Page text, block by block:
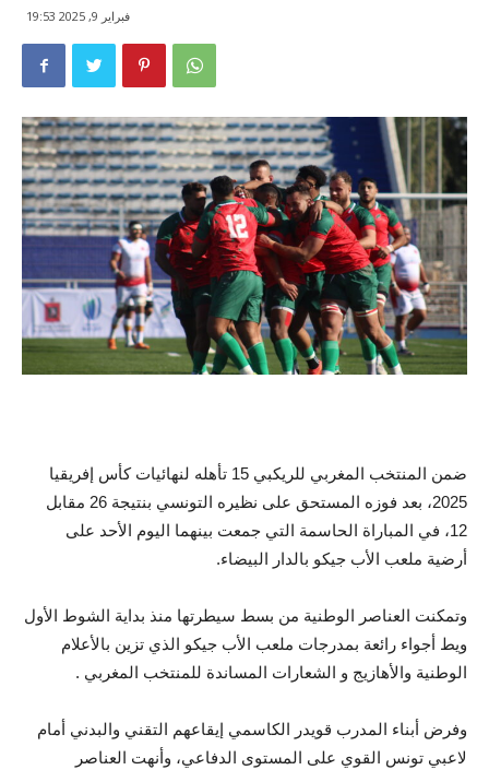
فبراير 9, 2025 19:53
ضمن المنتخب المغربي للريكبي 15 تأهله لنهائيات كأس إفريقيا
2025، بعد فوزه المستحق على نظيره التونسي بنتيجة 26 مقابل
12، في المباراة الحاسمة التي جمعت بينهما اليوم الأحد على
أرضية ملعب الأب جيكو بالدار البيضاء.
وتمكنت العناصر الوطنية من بسط سيطرتها منذ بداية الشوط الأول
ويط أجواء رائعة بمدرجات ملعب الأب جيكو الذي تزين بالأعلام
الوطنية والأهازيج و الشعارات المساندة للمنتخب المغربي .
وفرض أبناء المدرب قويدر الكاسمي إيقاعهم التقني والبدني أمام
لاعبي تونس القوي على المستوى الدفاعي، وأنهت العناصر